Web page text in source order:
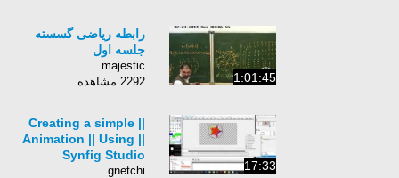
1:01:45
رابطه ریاضی گسسته
جلسه اول
majestic
2292 مشاهده
17:33
Creating a simple ||
Animation || Using ||
Synfig Studio
gnetchi